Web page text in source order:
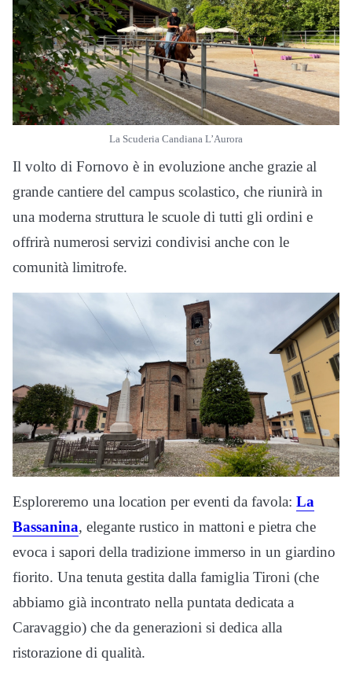
La Scuderia Candiana L’Aurora
Il volto di Fornovo è in evoluzione anche grazie al
grande cantiere del campus scolastico, che riunirà in
una moderna struttura le scuole di tutti gli ordini e
offrirà numerosi servizi condivisi anche con le
comunità limitrofe.
Esploreremo una location per eventi da favola: La
Bassanina, elegante rustico in mattoni e pietra che
evoca i sapori della tradizione immerso in un giardino
fiorito. Una tenuta gestita dalla famiglia Tironi (che
abbiamo già incontrato nella puntata dedicata a
Caravaggio) che da generazioni si dedica alla
ristorazione di qualità.